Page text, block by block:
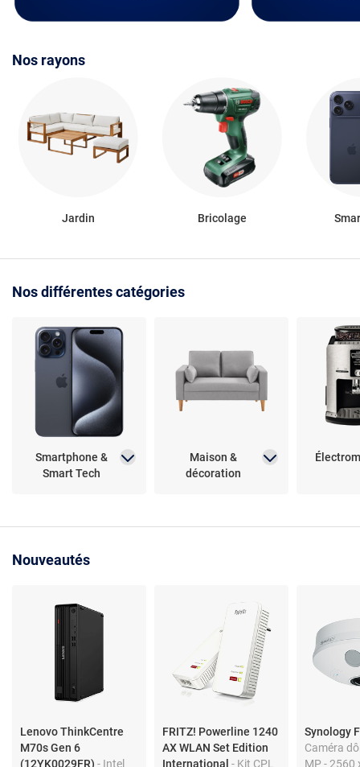
Nos rayons
Jardin Bricolage
Nos différentes catégories
Smartphone &
Smart Tech
Maison &
décoration
Nouveautés
Lenovo ThinkCentre
M70s Gen 6
(12YK0029FR) - Intel
FRITZ! Powerline 1240
AX WLAN Set Edition
International- Kit CPL
Synology
Caméra
MP - 2560